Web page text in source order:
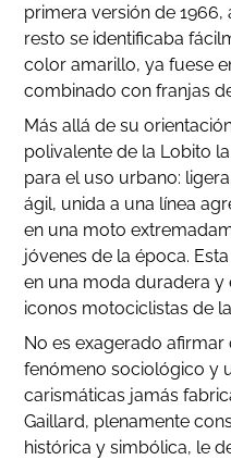
primera versión de
resto se identificaba
color amarillo, ya fuese
combinado con franjas
Más allá de su
polivalente de la Lobito
para el uso urbano:
ágil, unida a una línea
en una moto
jóvenes de la época.
en una moda duradera y
iconos motociclistas de
No es exagerado
fenómeno sociológico y
carismáticas jamás
Gaillard, plenamente
histórica y simbólica, le